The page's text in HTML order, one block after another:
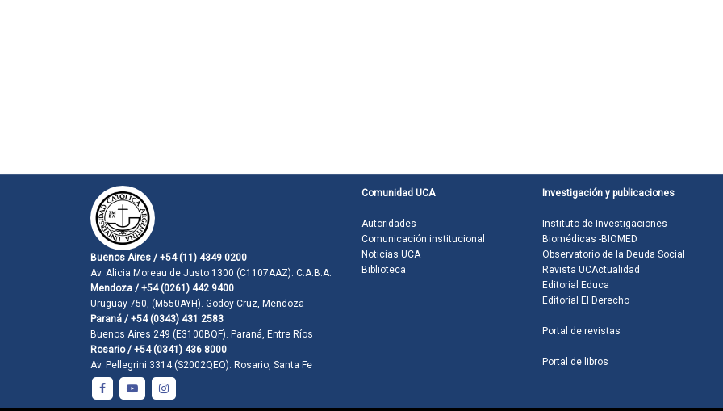
Buenos Aires / +54 (11) 4349 0200
Av. Alicia Moreau de Justo 1300 (C1107AAZ). C.A.B.A.
Mendoza / +54 (0261) 442 9400
Uruguay 750, (M550AYH). Godoy Cruz, Mendoza
Paraná / +54 (0343) 431 2583
Buenos Aires 249 (E3100BQF). Paraná, Entre Ríos
Rosario / +54 (0341) 436 8000
Av. Pellegrini 3314 (S2002QEO). Rosario, Santa Fe
Comunidad UCA
Autoridades
Comunicación institucional
Noticias UCA
Biblioteca
Investigación y publicaciones
Instituto de Investigaciones
Biomédicas -BIOMED
Observatorio de la Deuda Social
Revista UCActualidad
Editorial Educa
Editorial El Derecho
Portal de revistas
Portal de libros